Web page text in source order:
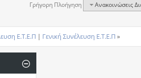
Γρήγορη Πλοήγηση Ανακοινώσεις
Ε.Τ.Ε.Π| Γενική Συνέλευση Ε.Τ.Ε.Π»